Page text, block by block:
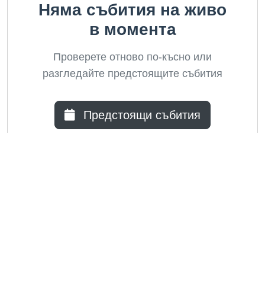
Няма събития на живо
в момента
Проверете отново по-късно или
разгледайте предстоящите събития
Предстоящи събития